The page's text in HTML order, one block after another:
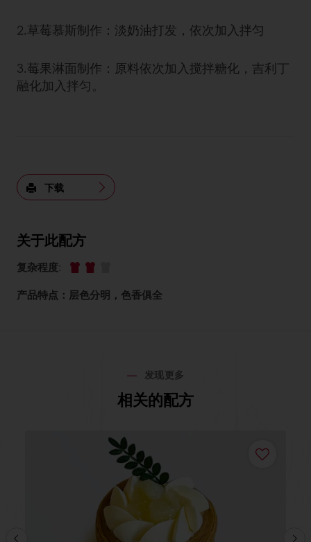
2.草莓慕斯制作：淡奶油打发，依次加入拌匀
3.莓果淋面制作：原料依次加入搅拌糖化，吉利丁
融化加入拌匀。
下载
关于此配方
复杂程度:
产品特点：层色分明，色香俱全
发现更多
相关的配方